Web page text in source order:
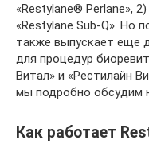
«Restylane® Perlane»,
«Restylane Sub-Q». Но
также выпускает еще
для процедур
Витал» и «Рестилайн
мы подробно обсудим
Как работает